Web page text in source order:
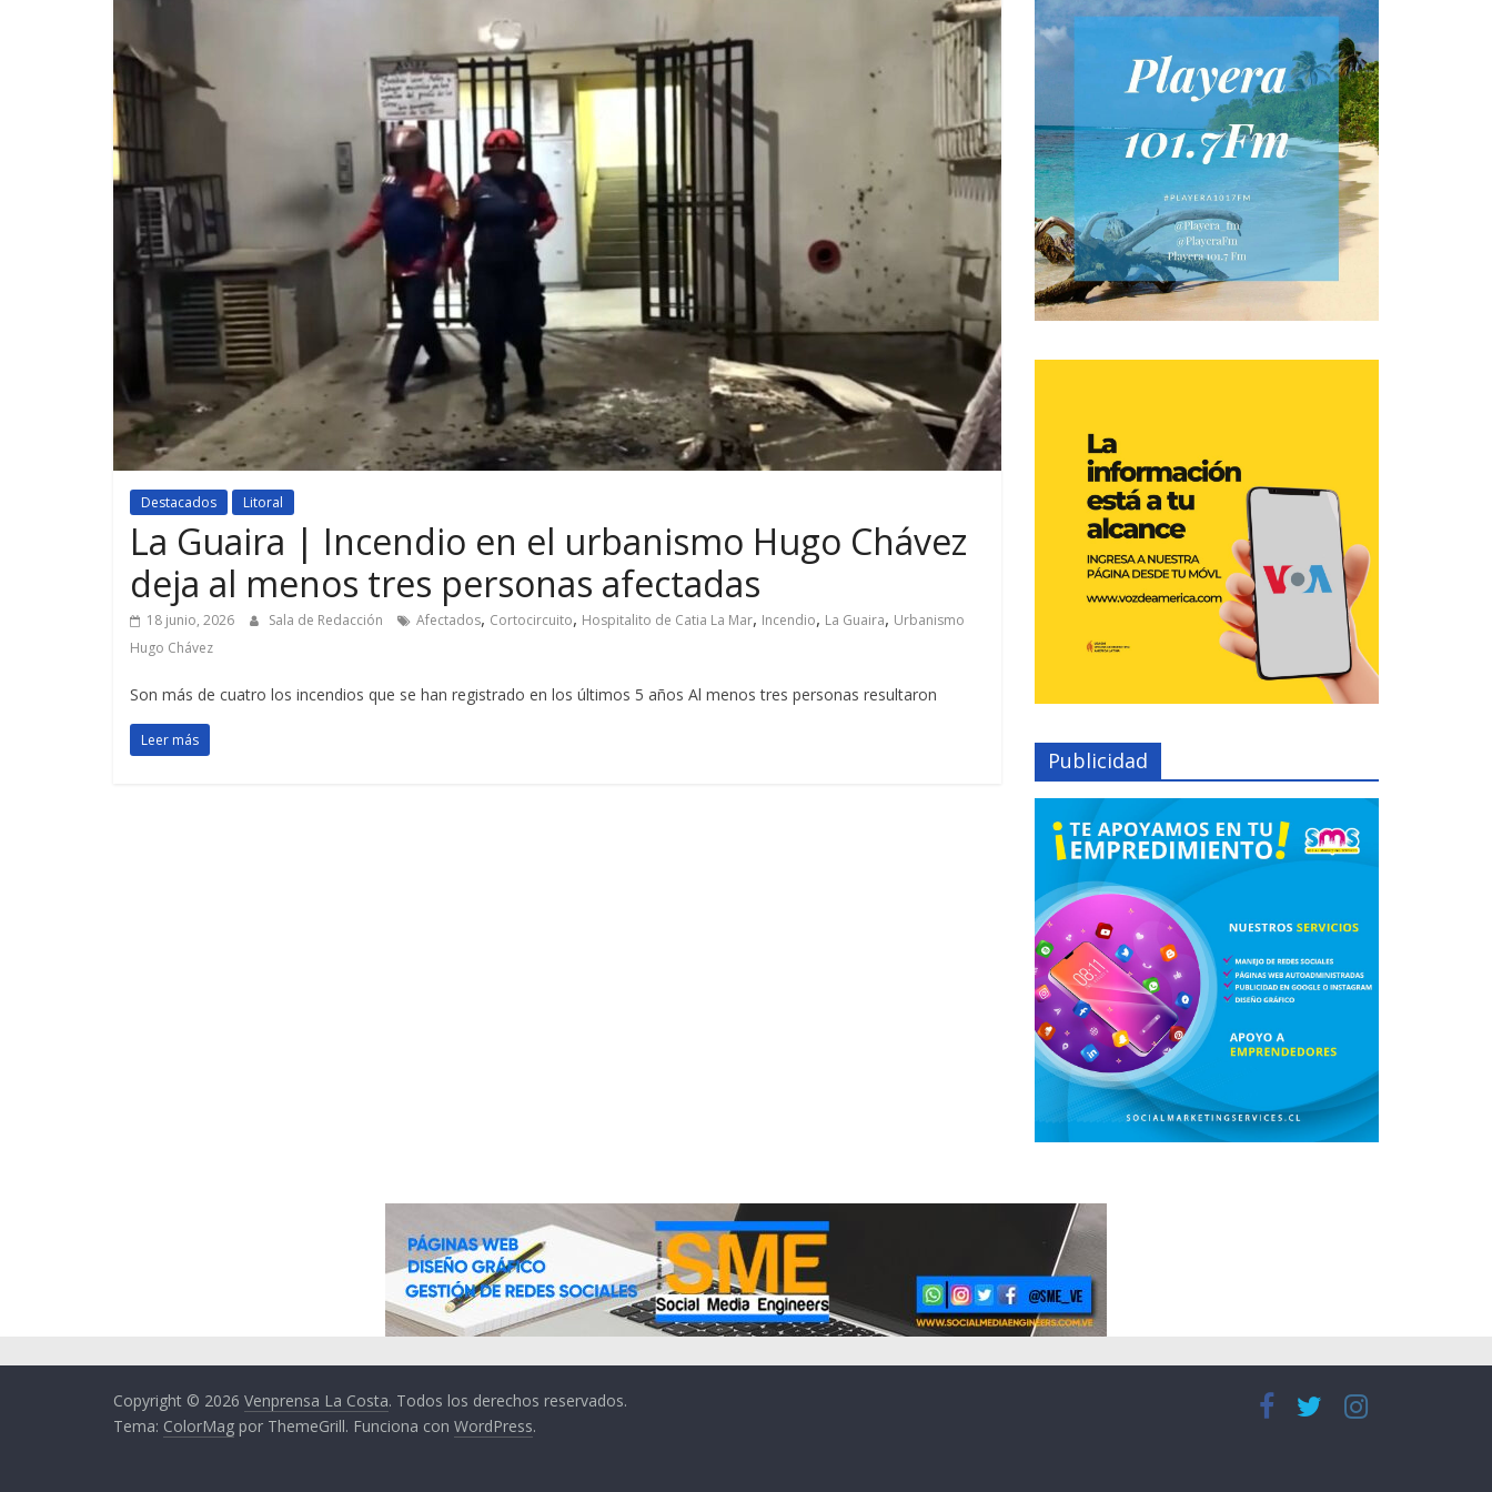
Destacados Litoral
La Guaira | Incendio en el urbanismo Hugo Chávez
deja al menos tres personas afectadas
18 junio, 2026 Sala de Redacción Afectados, Cortocircuito, Hospitalito de Catia La Mar, Incendio, La Guaira, Urbanismo
Hugo Chávez
Son más de cuatro los incendios que se han registrado en los últimos 5 años Al menos tres personas resultaron
Leer más
Publicidad
Copyright © 2026 Venprensa La Costa. Todos los derechos reservados.
Tema: ColorMag por ThemeGrill. Funciona con WordPress.